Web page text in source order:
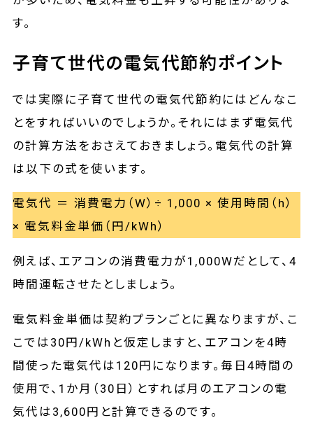
す。
子育て世代の電気代節約ポイント
では実際に子育て世代の電気代節約にはどんなこ
とをすればいいのでしょうか。それにはまず電気代
の計算方法をおさえておきましょう。電気代の計算
は以下の式を使います。
電気代 ＝ 消費電力（W）÷ 1,000 × 使用時間（h）
× 電気料金単価（円/kWh）
例えば、エアコンの消費電力が1,000Wだとして、4
時間運転させたとしましょう。
電気料金単価は契約プランごとに異なりますが、こ
こでは30円/kWhと仮定しますと、エアコンを4時
間使った電気代は120円になります。毎日4時間の
使用で、1か月（30日）とすれば月のエアコンの電
気代は3,600円と計算できるのです。